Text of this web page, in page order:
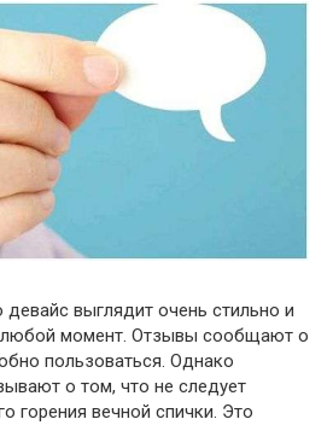
выглядит очень стильно и
любой момент. Отзывы сообщают о
пользоваться. Однако
о том, что не следует
горения вечной спички. Это